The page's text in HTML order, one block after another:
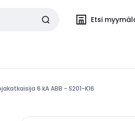
Etsi
6 kA ABB - S201-K16